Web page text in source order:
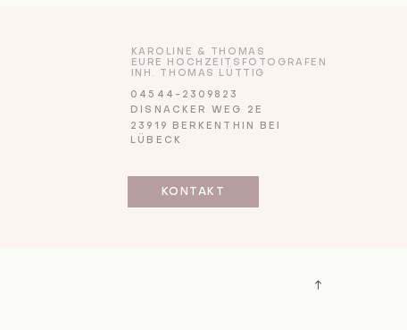
KAROLINE & THOMAS
EURE HOCHZEITSFOTOGRAFEN
INH. THOMAS LÜTTIG
04544-2309823
DISNACKER WEG 2E
23919 BERKENTHIN BEI
LÜBECK
KONTAKT